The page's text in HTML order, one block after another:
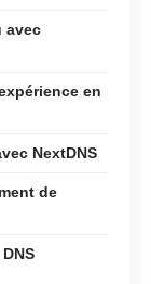
avec
en
NextDNS
de